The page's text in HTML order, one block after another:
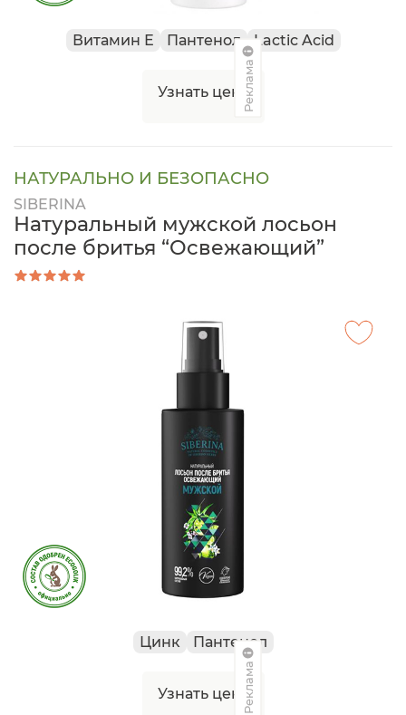
Витамин Е Пантенол Lactic Acid
Узнать ценуРеклама
НАТУРАЛЬНО И БЕЗОПАСНО
SIBERINA
Натуральный мужской лосьон
после бритья “Освежающий”
Цинк Пантенол
Узнать ценуРеклама